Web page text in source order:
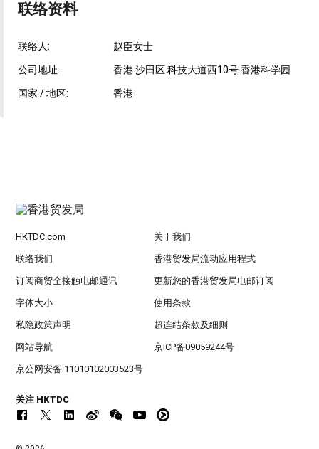
联络资料
联络人: 赵臣女士
公司地址: 香港 沙田区 科技大道西10号 香港科学园
国家 / 地区: 香港
HKTDC.com 关于我们
联络我们 香港贸发局流动应用程式
订阅商贸全接触电邮通讯 更新您的香港贸发局电邮订阅
字体大小 使用条款
私隐政策声明 超连结条款及细则
网站导航 京ICP备09059244号
京公网安备 11010102003523号
关注 HKTDC